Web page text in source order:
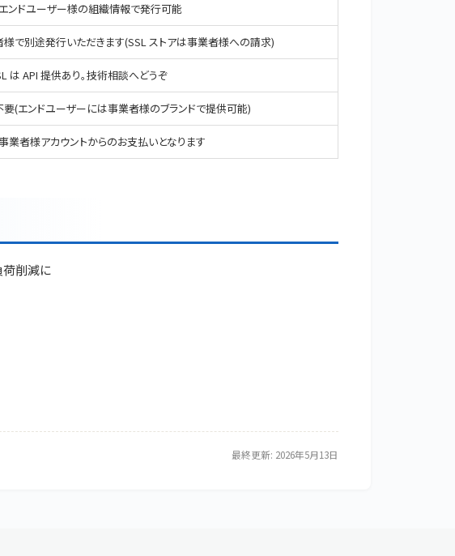
ンドユーザー様の組織情報で発行可能
で別途発行いただきます(SSL ストアは事業者様への請求)
は API 提供あり。技術相談へどうぞ
(エンドユーザーには事業者様のブランドで提供可能)
業者様アカウントからのお支払いとなります
削減に
最終更新: 2026年5月13日